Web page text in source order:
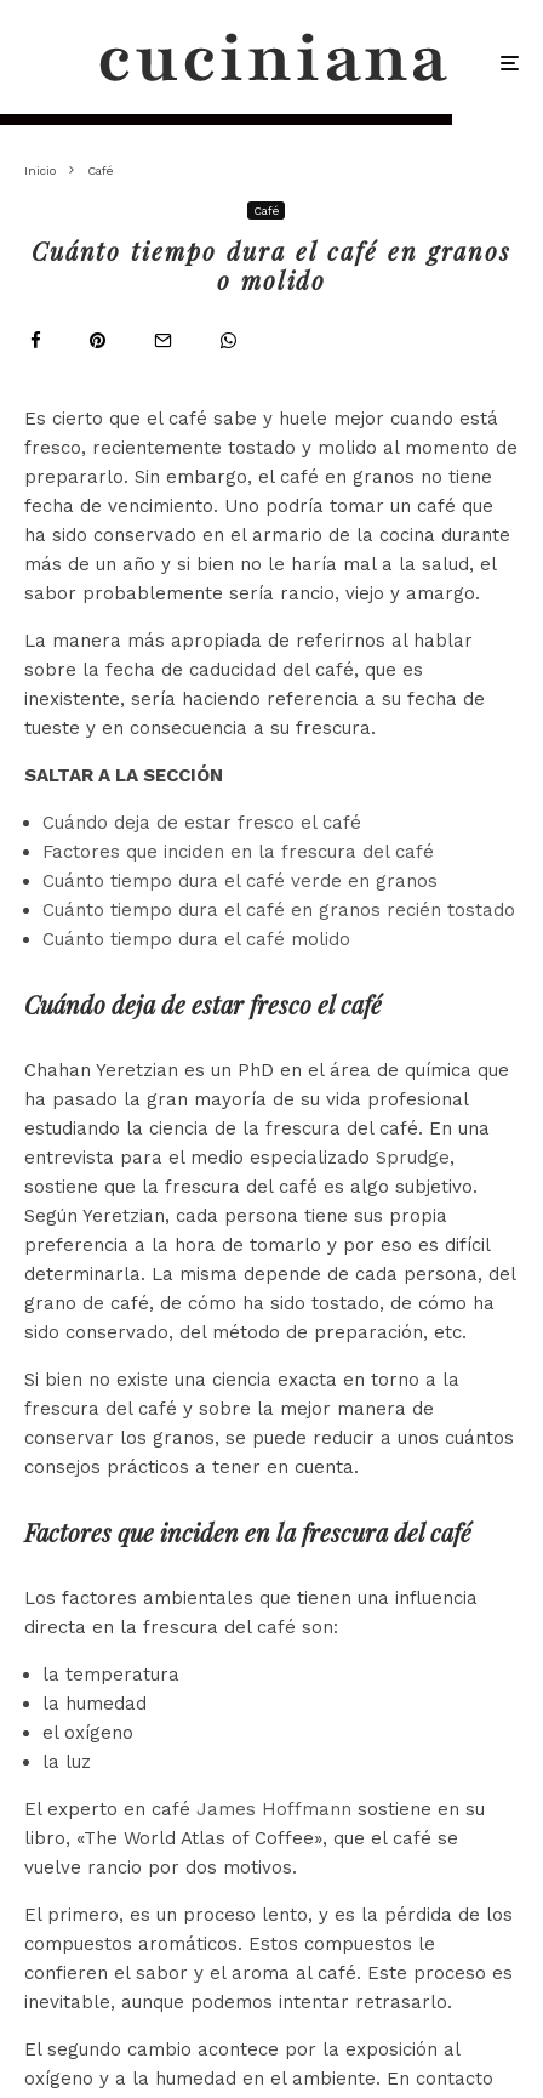
Inicio Café
Café
Cuánto tiempo dura el café en granos
o molido
Es cierto que el café sabe y huele mejor cuando está
fresco, recientemente tostado y molido al momento de
prepararlo. Sin embargo, el café en granos no tiene
fecha de vencimiento. Uno podría tomar un café que
ha sido conservado en el armario de la cocina durante
más de un año y si bien no le haría mal a la salud, el
sabor probablemente sería rancio, viejo y amargo.
La manera más apropiada de referirnos al hablar
sobre la fecha de caducidad del café, que es
inexistente, sería haciendo referencia a su fecha de
tueste y en consecuencia a su frescura.
SALTAR A LA SECCIÓN
Cuándo deja de estar fresco el café
Factores que inciden en la frescura del café
Cuánto tiempo dura el café verde en granos
Cuánto tiempo dura el café en granos recién tostado
Cuánto tiempo dura el café molido
Cuándo deja de estar fresco el café
Chahan Yeretzian es un PhD en el área de química que
ha pasado la gran mayoría de su vida profesional
estudiando la ciencia de la frescura del café. En una
entrevista para el medio especializado Sprudge,
sostiene que la frescura del café es algo subjetivo.
Según Yeretzian, cada persona tiene sus propia
preferencia a la hora de tomarlo y por eso es difícil
determinarla. La misma depende de cada persona, del
grano de café, de cómo ha sido tostado, de cómo ha
sido conservado, del método de preparación, etc.
Si bien no existe una ciencia exacta en torno a la
frescura del café y sobre la mejor manera de
conservar los granos, se puede reducir a unos cuántos
consejos prácticos a tener en cuenta.
Factores que inciden en la frescura del café
Los factores ambientales que tienen una influencia
directa en la frescura del café son:
la temperatura
la humedad
el oxígeno
la luz
El experto en café James Hoffmann sostiene en su
libro, «The World Atlas of Coffee», que el café se
vuelve rancio por dos motivos.
El primero, es un proceso lento, y es la pérdida de los
compuestos aromáticos. Estos compuestos le
confieren el sabor y el aroma al café. Este proceso es
inevitable, aunque podemos intentar retrasarlo.
El segundo cambio acontece por la exposición al
oxígeno y a la humedad en el ambiente. En contacto